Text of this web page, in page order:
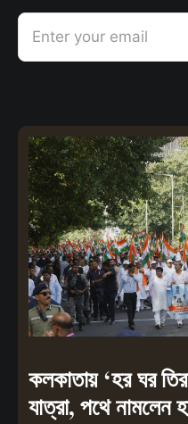
Enter your email
কলকাতায় ‘হর ঘর
যাত্রা, পথে নামলেন